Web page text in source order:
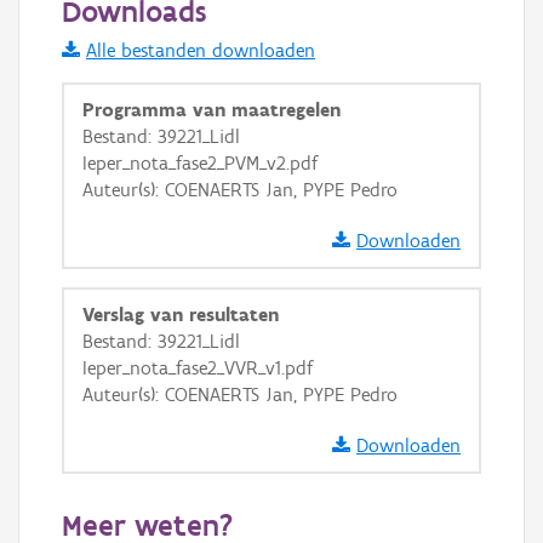
Informatie Vlaanderen
i
+ −
Basis Lagen
OSM-Basiskaart
GRB-Basiskaart
GRB-Basiskaart in grijswaarden
Downloads
Alle bestanden downloaden
Programma van maatregelen
Bestand: 39221_Lidl
Ieper_nota_fase2_PVM_v2.pdf
Auteur(s): COENAERTS Jan, PYPE Pedro
Downloaden
Verslag van resultaten
Bestand: 39221_Lidl
Ieper_nota_fase2_VVR_v1.pdf
Auteur(s): COENAERTS Jan, PYPE Pedro
Downloaden
Meer weten?